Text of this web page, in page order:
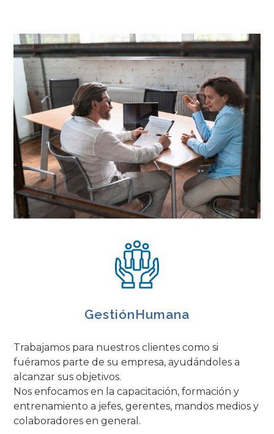
GestiónHumana
Trabajamos para nuestros clientes como si
fuéramos parte de su empresa, ayudándoles a
alcanzar sus objetivos.
Nos enfocamos en la capacitación, formación y
entrenamiento a jefes, gerentes, mandos medios y
colaboradores en general.